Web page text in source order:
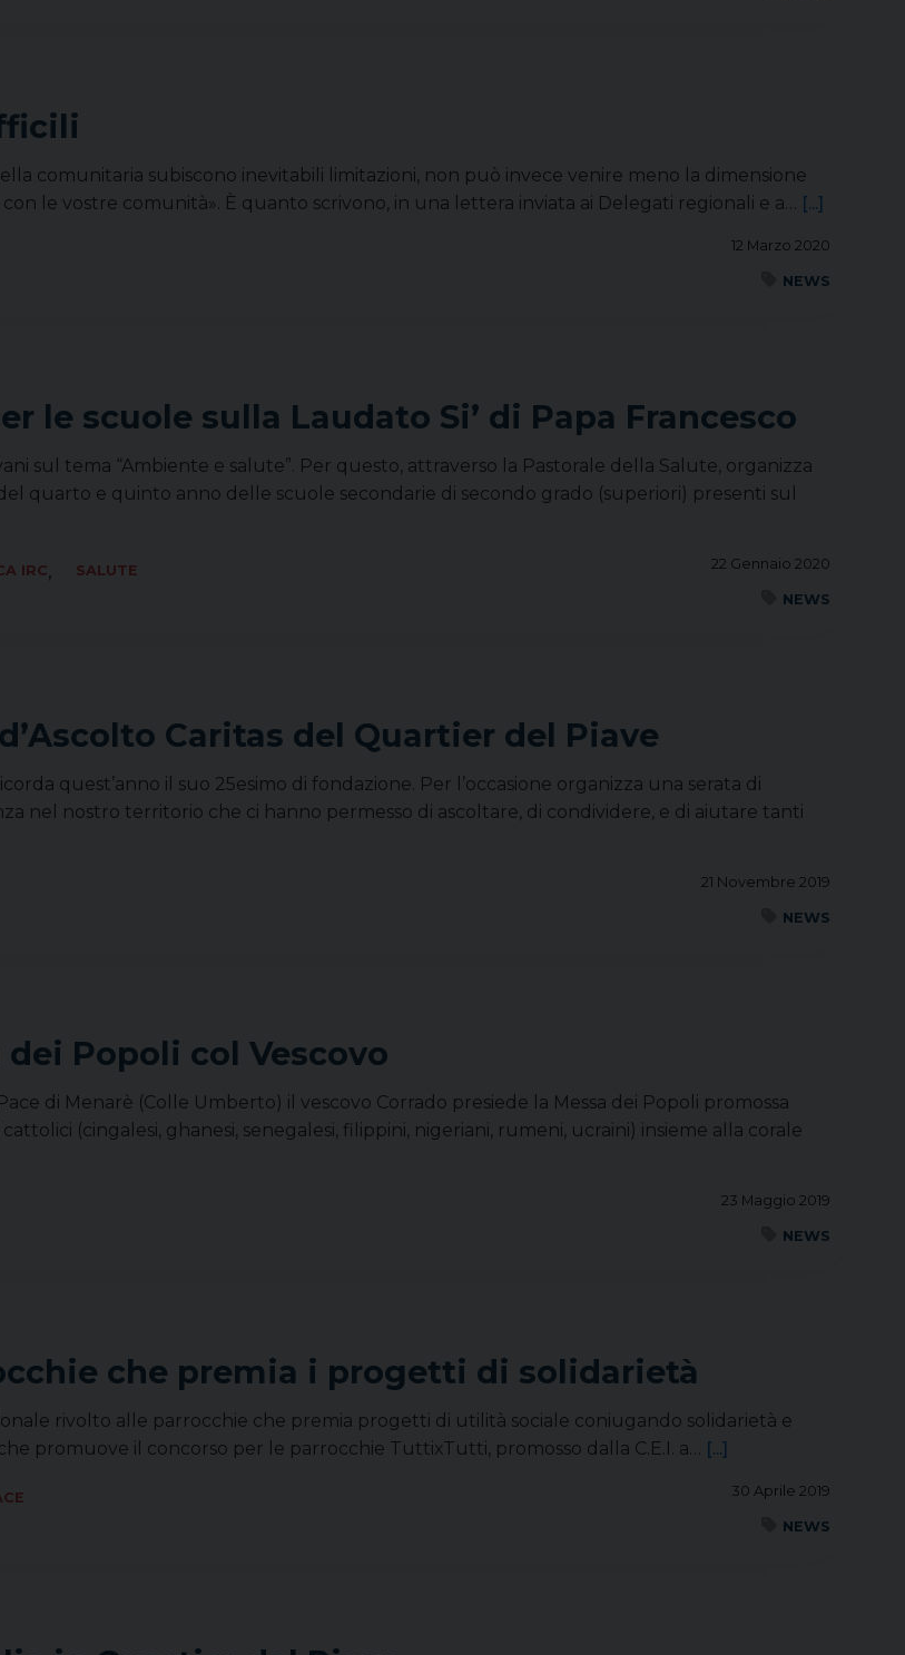
comunitaria subiscono inevitabili limitazioni, non può invece venire meno la dimensione
le vostre comunità». È quanto scrivono, in una lettera inviata ai Delegati regionali e a… [...]
12 Marzo 2020
NEWS
le scuole sulla Laudato Si’ di Papa Francesco
sul tema “Ambiente e salute”. Per questo, attraverso la Pastorale della Salute, organizza
quarto e quinto anno delle scuole secondarie di secondo grado (superiori) presenti sul
22 Gennaio 2020
IRC,
SALUTE
NEWS
Caritas del Quartier del Piave
quest’anno il suo 25esimo di fondazione. Per l’occasione organizza una serata di
nel nostro territorio che ci hanno permesso di ascoltare, di condividere, e di aiutare tanti
21 Novembre 2019
NEWS
Popoli col Vescovo
di Menarè (Colle Umberto) il vescovo Corrado presiede la Messa dei Popoli promossa
(cingalesi, ghanesi, senegalesi, filippini, nigeriani, rumeni, ucraini) insieme alla corale
23 Maggio 2019
NEWS
che premia i progetti di solidarietà
rivolto alle parrocchie che premia progetti di utilità sociale coniugando solidarietà e
promuove il concorso per le parrocchie TuttixTutti, promosso dalla C.E.I. a… [...]
30 Aprile 2019
NEWS